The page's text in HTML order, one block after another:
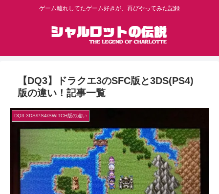
ゲーム離れしてたゲーム好きが、再びやってみた記録
【DQ3】ドラクエ3のSFC版と3DS(PS4)
版の違い！記事一覧
DQ3:3DS/PS4/SWITCH版の違い